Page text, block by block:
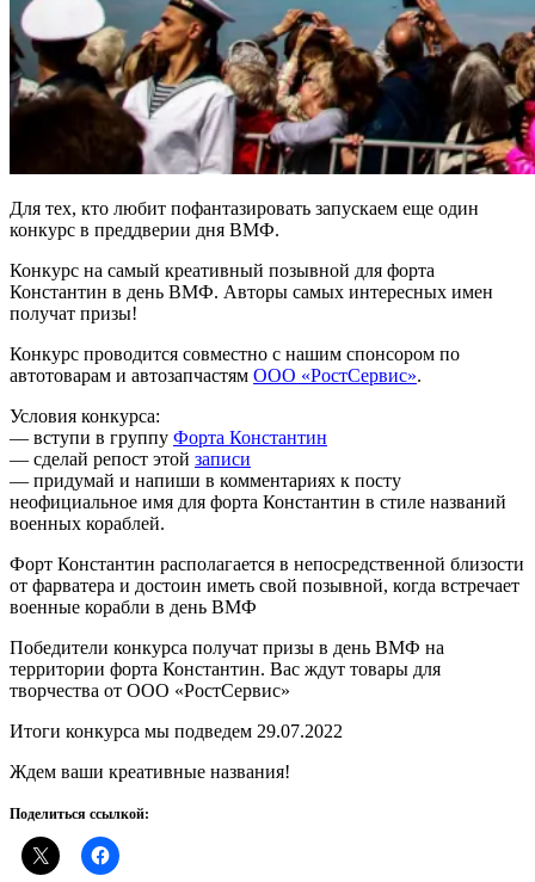
Для тех, кто любит пофантазировать запускаем еще один
конкурс в преддверии дня ВМФ.
Конкурс на самый креативный позывной для форта
Константин в день ВМФ. Авторы самых интересных имен
получат призы!
Конкурс проводится совместно с нашим спонсором по
автотоварам и автозапчастям ООО «РостСервис».
Условия конкурса:
— вступи в группу Форта Константин
— сделай репост этой записи
— придумай и напиши в комментариях к посту
неофициальное имя для форта Константин в стиле названий
военных кораблей.
Форт Константин располагается в непосредственной близости
от фарватера и достоин иметь свой позывной, когда встречает
военные корабли в день ВМФ
Победители конкурса получат призы в день ВМФ на
территории форта Константин. Вас ждут товары для
творчества от ООО «РостСервис»
Итоги конкурса мы подведем 29.07.2022
Ждем ваши креативные названия!
Поделиться ссылкой: